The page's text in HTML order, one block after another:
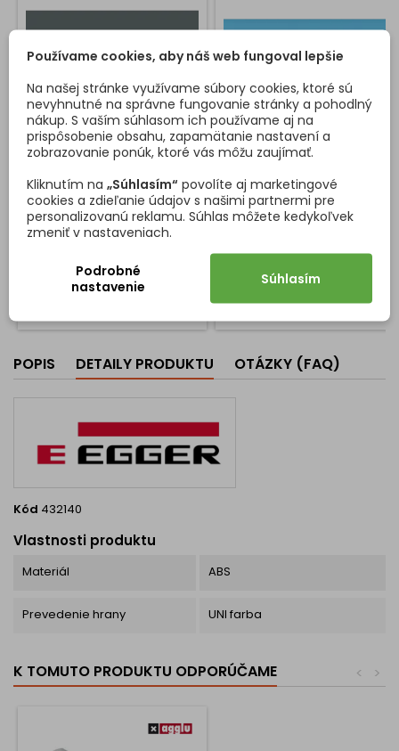
ABS HRANA FJORD / U18501
SD
Uvedená cena ABS hrany je
za 1 meter. Minimálny odber
ABS hrany je 5 metrov. Ako si
zakúpiť viac metrov: Pri
položke Množstvo si
potrebujete (minimálne 5) Ak
produkt vložíte do košíka a
viac, naklikajte si koľko ešte
keďže v košíku je už...
 Vložiť do košíka
ABS HRANA EGGER MODRÁ
PERLIČKA U515/ST9 / BM
Nábytkové ABS hrany
objednávajte už od 1 m dĺžky.
Nemusíte kupovať veľké
balenia hrán pre jeden kus
dekor zodpovedá výrobcovi:
EGGER - dekor U515/ST9 Cena
je za bežný meter
Cena
1,33 €/meter
 Vložiť do košíka
POPIS DETAILY PRODUKTU OTÁZKY (FAQ)
Kód 432140
Vlastnosti produktu
Materiál ABS
Prevedenie hrany UNI farba
K TOMUTO PRODUKTU ODPORÚČAME >
<
Používame cookies, aby náš web fungoval lepšie
Na našej stránke využívame súbory cookies, ktoré sú
nevyhnutné na správne fungovanie stránky a pohodlný
nákup. S vaším súhlasom ich používame aj na
prispôsobenie obsahu, zapamätanie nastavení a
zobrazovanie ponúk, ktoré vás môžu zaujímať.
Kliknutím na „Súhlasím“ povolíte aj marketingové
cookies a zdieľanie údajov s našimi partnermi pre
personalizovanú reklamu. Súhlas môžete kedykoľvek
zmeniť v nastaveniach.
Podrobné
nastavenie
Súhlasím